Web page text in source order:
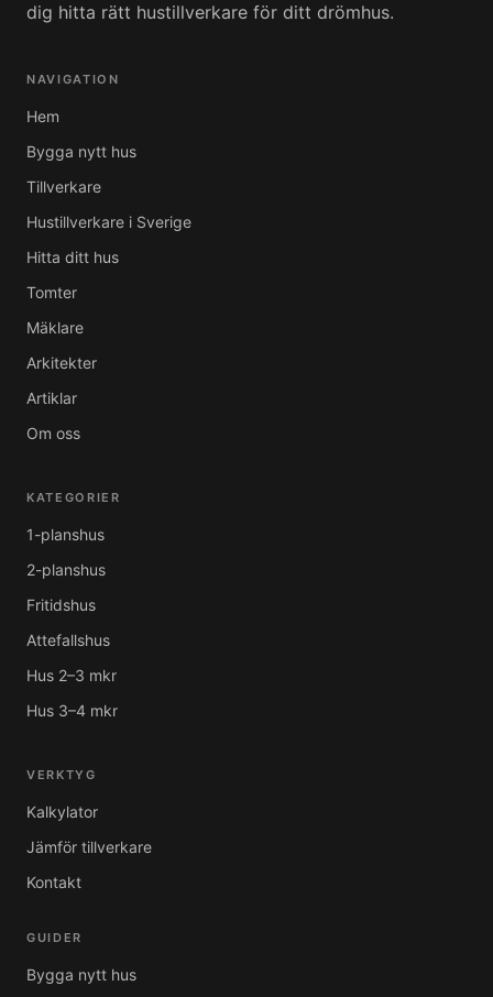
dig hitta rätt hustillverkare för ditt drömhus.
NAVIGATION
Hem
Bygga nytt hus
Tillverkare
Hustillverkare i Sverige
Hitta ditt hus
Tomter
Mäklare
Arkitekter
Artiklar
Om oss
KATEGORIER
1-planshus
2-planshus
Fritidshus
Attefallshus
Hus 2–3 mkr
Hus 3–4 mkr
VERKTYG
Kalkylator
Jämför tillverkare
Kontakt
GUIDER
Bygga nytt hus